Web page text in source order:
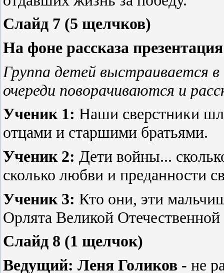
Слайд 7 (5 щелчков)
На фоне рассказа
Группа детей выстраивается в
очереди поворачиваются и
Ученик 1: Наши сверстники
отцами и старшими братьями.
Ученик 2: Дети войны...
сколько любви и преданности
Ученик 3: Кто они, эти
Орлята Великой
Слайд 8 (1 щелчок)
Ведущий: Леня Голиков - не